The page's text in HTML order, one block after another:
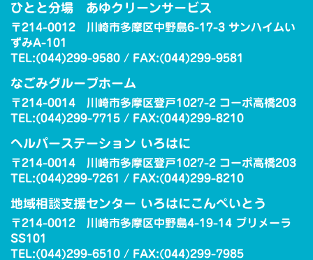
ひとと分場 あゆクリーンサービス
〒214-0012 川崎市多摩区中野島6-17-3 サンハイムい
ずみA-101
TEL:(044)299-9580 / FAX:(044)299-9581
なごみグループホーム
〒214-0014 川崎市多摩区登戸1027-2 コーポ高橋203
TEL:(044)299-7715 / FAX:(044)299-8210
ヘルパーステーション いろはに
〒214-0014 川崎市多摩区登戸1027-2 コーポ高橋203
TEL:(044)299-7261 / FAX:(044)299-8210
地域相談支援センター いろはにこんぺいとう
〒214-0012 川崎市多摩区中野島4-19-14 プリメーラ
SS101
TEL:(044)299-6510 / FAX:(044)299-7985